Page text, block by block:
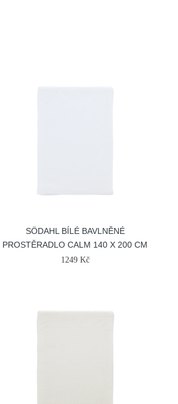
SÖDAHL BÍLÉ BAVLNĚNÉ
PROSTĚRADLO CALM 140 X 200 CM
1249 Kč